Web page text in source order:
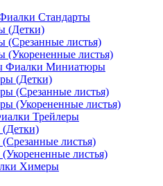
Стандарты
(Детки)
(Срезанные листья)
(Укорененные листья)
Фиалки Миниатюры
(Детки)
(Срезанные листья)
(Укорененные листья)
Трейлеры
листья)
листья)
Химеры